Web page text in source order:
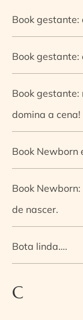
Book
Book gestante:
Book
domina a cena!
Book Newborn
Book
de nascer.
Bota linda….
C